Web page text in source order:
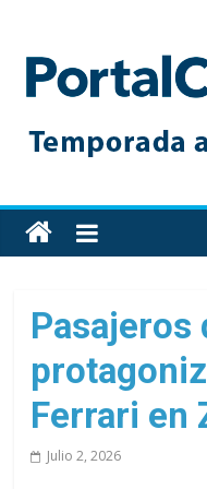
content
Toda
la
de
cruceros
en
un
solo
Pasajeros
Ferrari en
Julio 2, 2026